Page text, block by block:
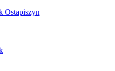
Ostapiszyn